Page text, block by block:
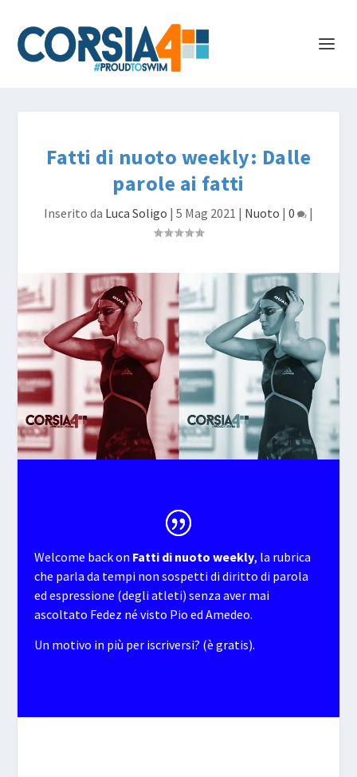
Fatti di nuoto weekly: Dalle
parole ai fatti
Inserito da Luca Soligo | 5 Mag 2021 | Nuoto | 0 |
Welcome back on Fatti di nuoto weekly, la rubrica
che parla da tempi non sospetti di diritto di parola
ed espressione (degli atleti) senza aver mai
ascoltato Fedez né visto Pio ed Amedeo.
Un motivo in più per iscriversi? (è gratis).